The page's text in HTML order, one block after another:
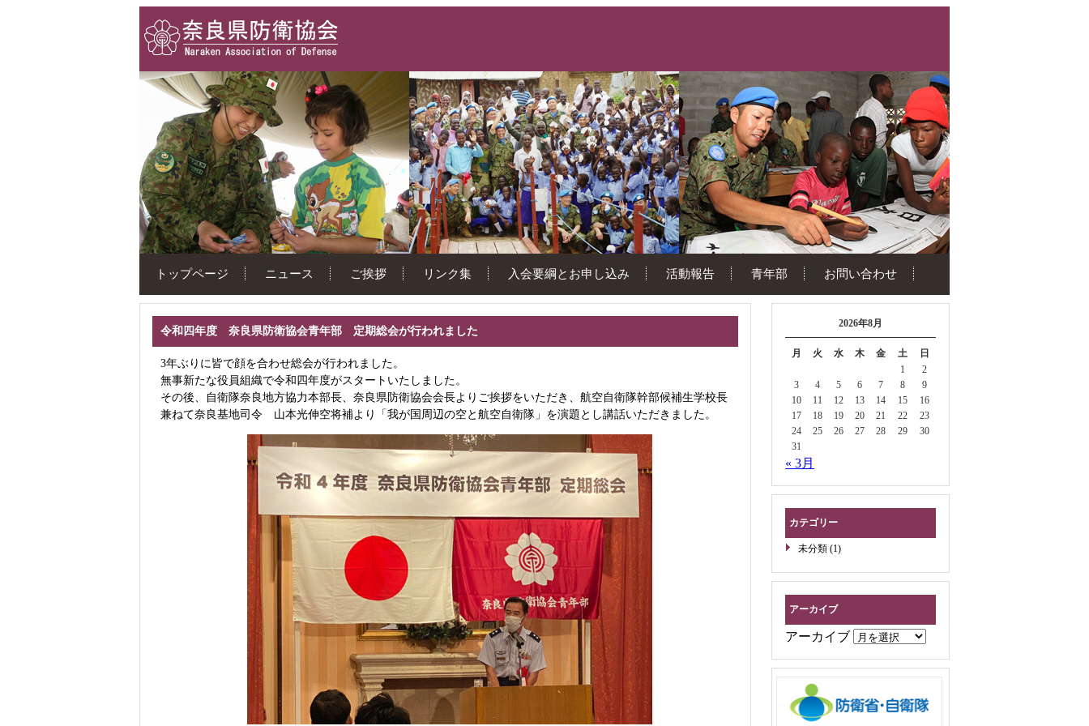
トップページ ニュース ご挨拶 リンク集 入会要綱とお申し込み 活動報告 青年部 お問い合わせ
令和四年度 奈良県防衛協会青年部 定期総会が行われました
3年ぶりに皆で顔を合わせ総会が行われました。
無事新たな役員組織で令和四年度がスタートいたしました。
その後、自衛隊奈良地方協力本部長、奈良県防衛協会会長よりご挨拶をいただき、航空自衛隊幹部候補生学校長
兼ねて奈良基地司令 山本光伸空将補より「我が国周辺の空と航空自衛隊」を演題とし講話いただきました。
2026年8月
月 火 水 木 金 土
日
1
2
3
4 5 6 7 8
9
10
11 12 13 14 15
16
17
18 19 20 21 22
23
24
25 26 27 28 29
30
31
« 3月
カテゴリー
未分類 (1)
アーカイブ
アーカイブ